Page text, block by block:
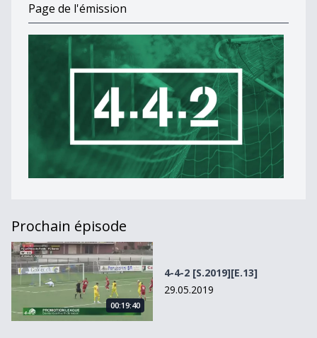
Page de l'émission
Prochain épisode
4-4-2 [S.2019][E.13]
00:19:40
4-4-2 [S.2019][E.13]
29.05.2019